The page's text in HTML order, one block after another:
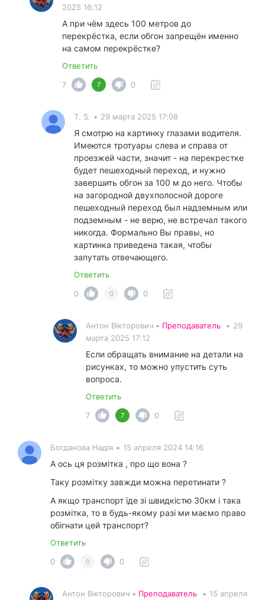
2025 16:12
А при чём здесь 100 метров до
перекрёстка, если обгон запрещён именно
на самом перекрёстке?
Ответить
7
7 0
T. S. • 29 марта 2025 17:08
Я смотрю на картинку глазами водителя.
Имеются тротуары слева и справа от
проезжей части, значит - на перекрестке
будет пешеходный переход, и нужно
завершить обгон за 100 м до него. Чтобы
на загородной двухполосной дороге
пешеходный переход был надземным или
подземным - не верю, не встречал такого
никогда. Формально Вы правы, но
картинка приведена такая, чтобы
запутать отвечающего.
Ответить
0
0 0
Антон Вікторович • Преподаватель • 29
марта 2025 17:12
Если обращать внимание на детали на
рисунках, то можно упустить суть
вопроса.
Ответить
7
7 0
Богданова Надія • 15 апреля 2024 14:16
А ось ця розмітка , про що вона ?
Таку розмітку завжди можна перетинати ?
А якщо транспорт їде зі швидкістю 30км і така
розмітка, то в будь-якому разі ми маємо право
обігнати цей транспорт?
Ответить
0
0 0
Антон Вікторович • Преподаватель • 15 апреля